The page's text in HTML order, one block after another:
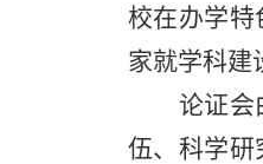
校在办学特
家就学科建
论证会
伍、科学研